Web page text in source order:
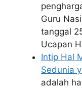
Guru
tanggal
Ucapan
Intip Hal
Sedunia
adalah